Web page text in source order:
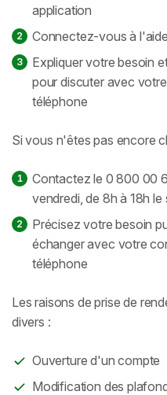
application
Connectez-vous à
Expliquer votre besoin
pour discuter avec
téléphone
Si vous n'êtes pas encore
Contactez le 0 800 00
vendredi, de 8h à 18h le
Précisez votre besoin
échanger avec votre
téléphone
Les raisons de prise de
divers :
Ouverture d'un compte
Modification des